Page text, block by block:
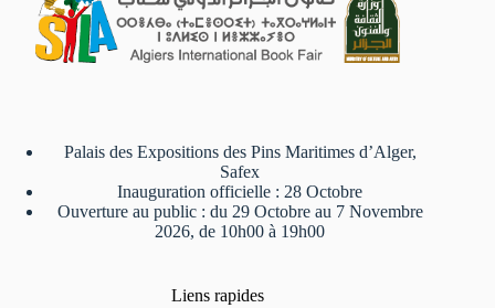
Palais des Expositions des Pins Maritimes d’Alger,
Safex
Inauguration officielle : 28 Octobre
Ouverture au public : du 29 Octobre au 7 Novembre
2026, de 10h00 à 19h00
Liens rapides